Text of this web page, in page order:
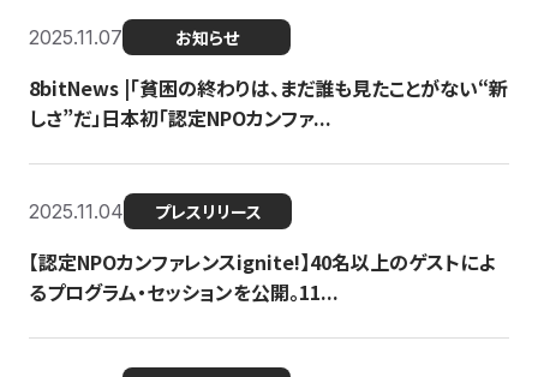
2025.11.07 お知らせ
8bitNews |「貧困の終わりは、まだ誰も見たことがない“新
しさ”だ」日本初「認定NPOカンファ...
2025.11.04 プレスリリース
【認定NPOカンファレンスignite!】40名以上のゲストによ
るプログラム・セッションを公開。11...